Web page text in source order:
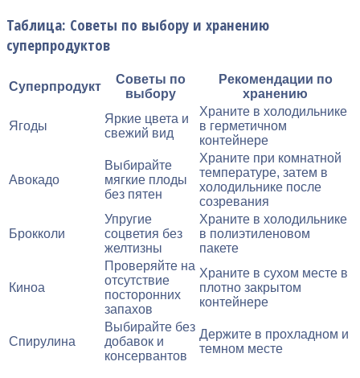
Таблица: Советы по выбору и хранению
суперпродуктов
Суперпродукт
Советы по
выбору
Рекомендации по
хранению
Ягоды
Яркие цвета и
свежий вид
Храните в холодильнике
в герметичном
контейнере
Авокадо
Выбирайте
мягкие плоды
без пятен
Храните при комнатной
температуре, затем в
холодильнике после
созревания
Брокколи
Упругие
соцветия без
желтизны
Храните в холодильнике
в полиэтиленовом
пакете
Киноа
Проверяйте на
отсутствие
посторонних
запахов
Храните в сухом месте в
плотно закрытом
контейнере
Спирулина
Выбирайте без
добавок и
консервантов
Держите в прохладном и
темном месте